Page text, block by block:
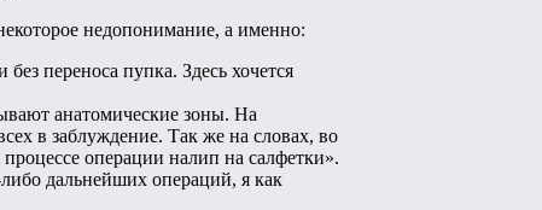
недопонимание, а именно:
переноса пупка. Здесь хочется
анатомические зоны. На
в заблуждение. Так же на словах, во
операции налип на салфетки».
дальнейших операций, я как